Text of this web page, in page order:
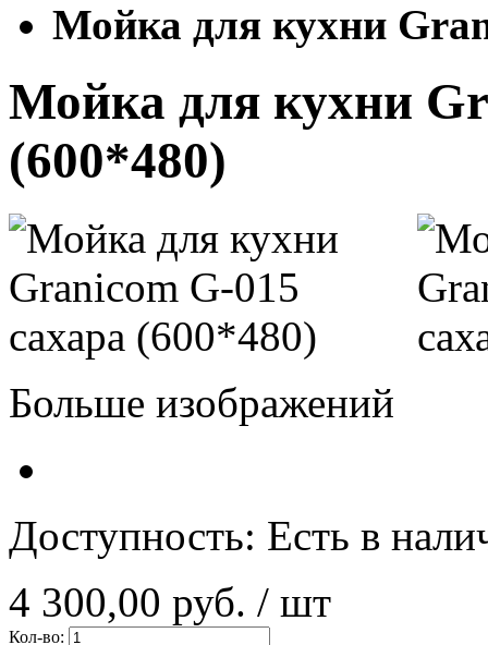
Мойка для кухни
Мойка для кухни
(600*480)
Больше изображений
Доступность: Есть в
4 300,00 руб. / шт
Кол-во: